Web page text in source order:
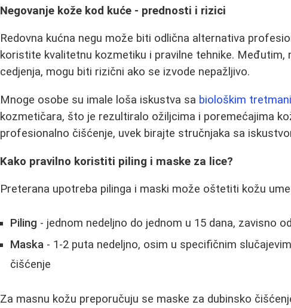
Negovanje kože kod kuće - prednosti i rizici
Redovna kućna negu može biti odlična alternativa
koristite kvalitetnu kozmetiku i pravilne tehnike. Međutim,
cedjenja, mogu biti rizični ako se izvode nepažljivo.
Mnoge osobe su imale loša iskustva sa biološkim
kozmetičara, što je rezultiralo ožiljcima i poremećajima
profesionalno čišćenje, uvek birajte stručnjaka sa
Kako pravilno koristiti piling i maske za lice?
Preterana upotreba pilinga i maski može oštetiti kožu
Piling - jednom nedeljno do jednom u 15 dana, zavisno
Maska - 1-2 puta nedeljno, osim u specifičnim
čišćenje
Za masnu kožu preporučuju se maske za dubinsko